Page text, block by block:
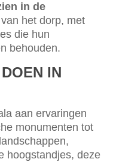
in de
het dorp, met
die hun
behouden.
IN
aan ervaringen
monumenten tot
hoogstandjes, deze